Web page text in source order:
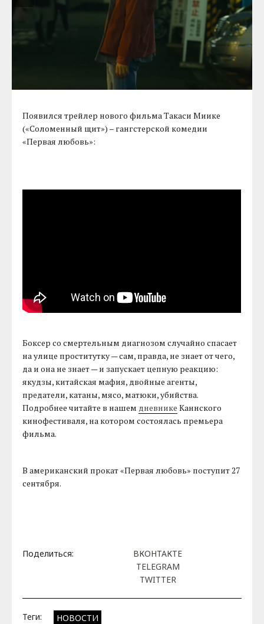
Появился трейлер нового фильма Такаси Миике
(«Соломенный щит») – гангстерской комедии
«Первая любовь»:
Боксер со смертельным диагнозом случайно спасает
на улице проститутку — сам, правда, не знает от чего,
да и она не знает — и запускает цепную реакцию:
якудзы, китайская мафия, двойные агенты,
предатели, катаны, мясо, матюки, убийства.
Подробнее читайте в нашем дневнике Каннского
кинофестиваля, на котором состоялась премьера
фильма.
В американский прокат «Первая любовь» поступит 27
сентября.
Поделиться:
ВКОНТАКТЕ
TELEGRAM
TWITTER
Теги: НОВОСТИ